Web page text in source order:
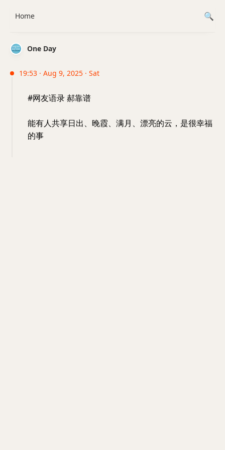
One Day
19:53 · Aug 9, 2025 · Sat
#网友语录 郝靠谱
能有人共享日出、晚霞、满月、漂亮的云，是很幸福
的事
Home